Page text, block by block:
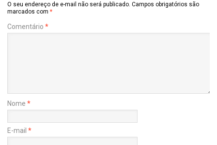
O seu endereço de e-mail não será publicado. Campos obrigatórios são
marcados com *
Comentário *
Nome *
E-mail *